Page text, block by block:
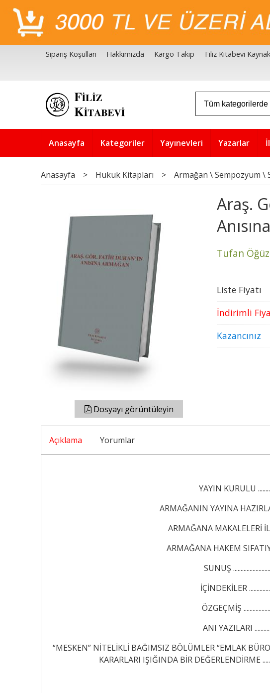
Sipariş Koşulları Hakkımızda Kargo Takip Filiz Kitabevi
Anasayfa Kategoriler Yayınevleri Yazarlar
Anasayfa > Hukuk Kitapları > Armağan \ Sempozyum \
Dosyayı görüntüleyin
Araş.
Tufan
Liste Fiyatı
İndirimli
Kazancınız
Açıklama Yorumlar
YAYIN KURULU
ARMAĞANIN YAYINA
ARMAĞANA MAKALELERİ
ARMAĞANA HAKEM
SUNUŞ
İÇİNDEKİLER
ÖZGEÇMİŞ
ANI YAZILARI
“MESKEN” NİTELİKLİ BAĞIMSIZ BÖLÜMLER “EMLAK
KARARLARI IŞIĞINDA BİR DEĞERLENDİRME